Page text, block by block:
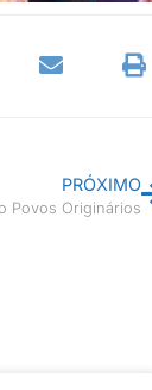
PRÓXIMO
Povos Originários